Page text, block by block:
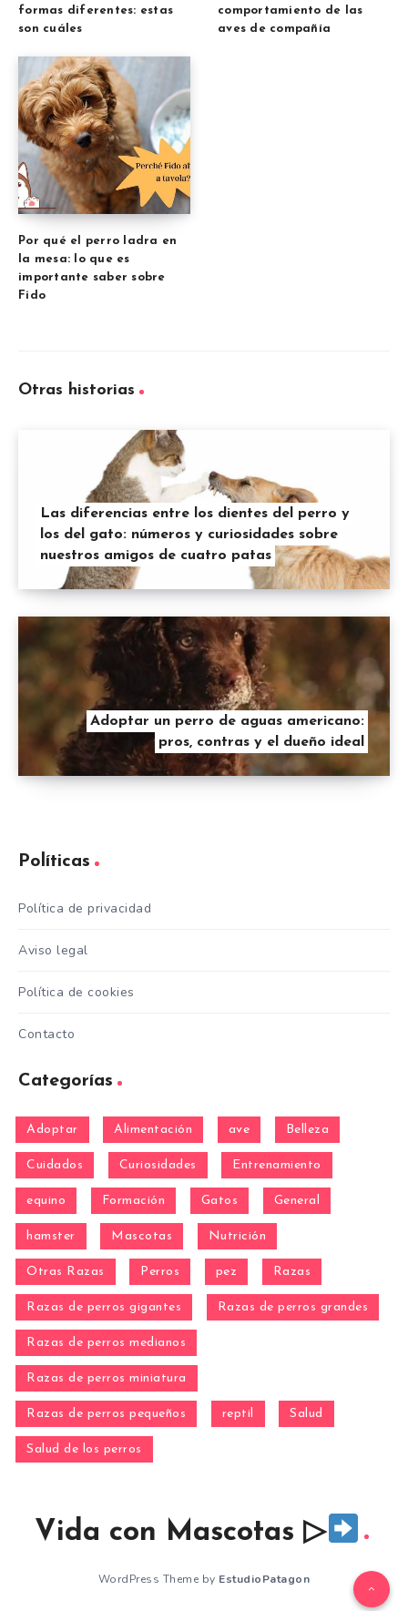
formas diferentes: estas
son cuáles
comportamiento de las
aves de compañía
Por qué el perro ladra en
la mesa: lo que es
importante saber sobre
Fido
Otras historias
Las diferencias entre los dientes del perro y
los del gato: números y curiosidades sobre
nuestros amigos de cuatro patas
Adoptar un perro de aguas americano:
pros, contras y el dueño ideal
Políticas
Política de privacidad
Aviso legal
Política de cookies
Contacto
Categorías
Adoptar Alimentación ave Belleza
Cuidados Curiosidades Entrenamiento
equino Formación Gatos General
hamster Mascotas Nutrición
Otras Razas Perros pez Razas
Razas de perros gigantes Razas de perros grandes
Razas de perros medianos
Razas de perros miniatura
Razas de perros pequeños reptil Salud
Salud de los perros
Vida con Mascotas ▷
WordPress Theme by EstudioPatagon